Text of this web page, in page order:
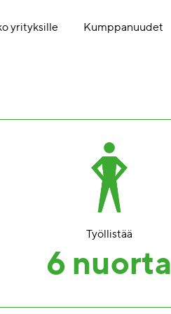
yrityksille Kumppanuudet
Työllistää
6 nuorta